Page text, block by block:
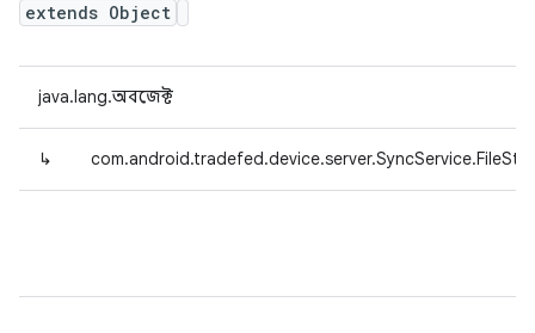
extends Object
java.lang.অবজেক্ট
↳ com.android.tradefed.device.server.SyncService.FileStat